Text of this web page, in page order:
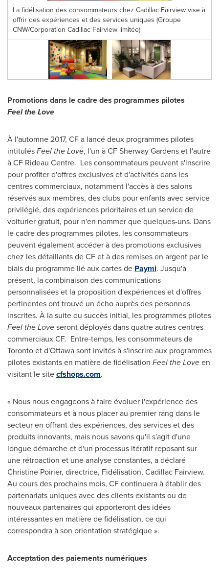
La fidélisation des consommateurs chez Cadillac Fairview vise à
offrir des expériences et des services uniques (Groupe
CNW/Corporation Cadillac Fairview limitée)
Promotions dans le cadre des programmes pilotes
Feel the Love
À l'automne 2017, CF a lancé deux programmes pilotes
intitulésFeel the Love, l'un à CF Sherway Gardens et l'autre
à CF Rideau Centre. Les consommateurs peuvent s'inscrire
pour profiter d'offres exclusives et d'activités dans les
centres commerciaux, notamment l'accès à des salons
réservés aux membres, des clubs pour enfants avec service
privilégié, des expériences prioritaires et un service de
voiturier gratuit, pour n'en nommer que quelques-uns. Dans
le cadre des programmes pilotes, les consommateurs
peuvent également accéder à des promotions exclusives
chez les détaillants de CF et à des remises en argent par le
biais du programme lié aux cartes de Paymi. Jusqu'à
présent, la combinaison des communications
personnalisées et la proposition d'expériences et d'offres
pertinentes ont trouvé un écho auprès des personnes
inscrites. À la suite du succès initial, les programmes pilotes
Feel the Loveseront déployés dans quatre autres centres
commerciaux CF. Entre-temps, les consommateurs de
Torontoet d'Ottawasont invités à s'inscrire aux programmes
pilotes existants en matière de fidélisation Feel the Loveen
visitant le sitecfshops.com.
« Nous nous engageons à faire évoluer l'expérience des
consommateurs et à nous placer au premier rang dans le
secteur en offrant des expériences, des services et des
produits innovants, mais nous savons qu'il s'agit d'une
longue démarche et d'un processus itératif reposant sur
une rétroaction et une analyse constantes, a déclaré
Christine Poirier, directrice, Fidélisation, Cadillac Fairview.
Au cours des prochains mois, CF continuera à établir des
partenariats uniques avec des clients existants ou de
nouveaux partenaires qui apporteront des idées
intéressantes en matière de fidélisation, ce qui
correspondra à son orientation stratégique ».
Acceptation des paiements numériques